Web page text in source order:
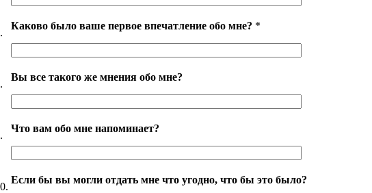
Каково было ваше первое впечатление обо мне? *
Вы все такого же мнения обо мне?
Что вам обо мне напоминает?
Если бы вы могли отдать мне что угодно, что бы это было?